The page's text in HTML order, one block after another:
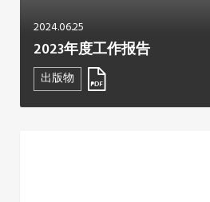
2024.06.25
2023年度工作报告
出版物